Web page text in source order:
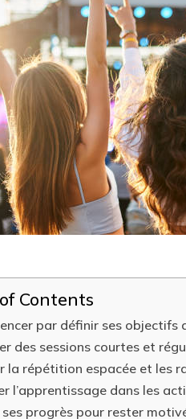
Contents
par définir ses objectifs
des sessions courtes et
la répétition espacée et les
l’apprentissage dans les
ses progrès pour rester